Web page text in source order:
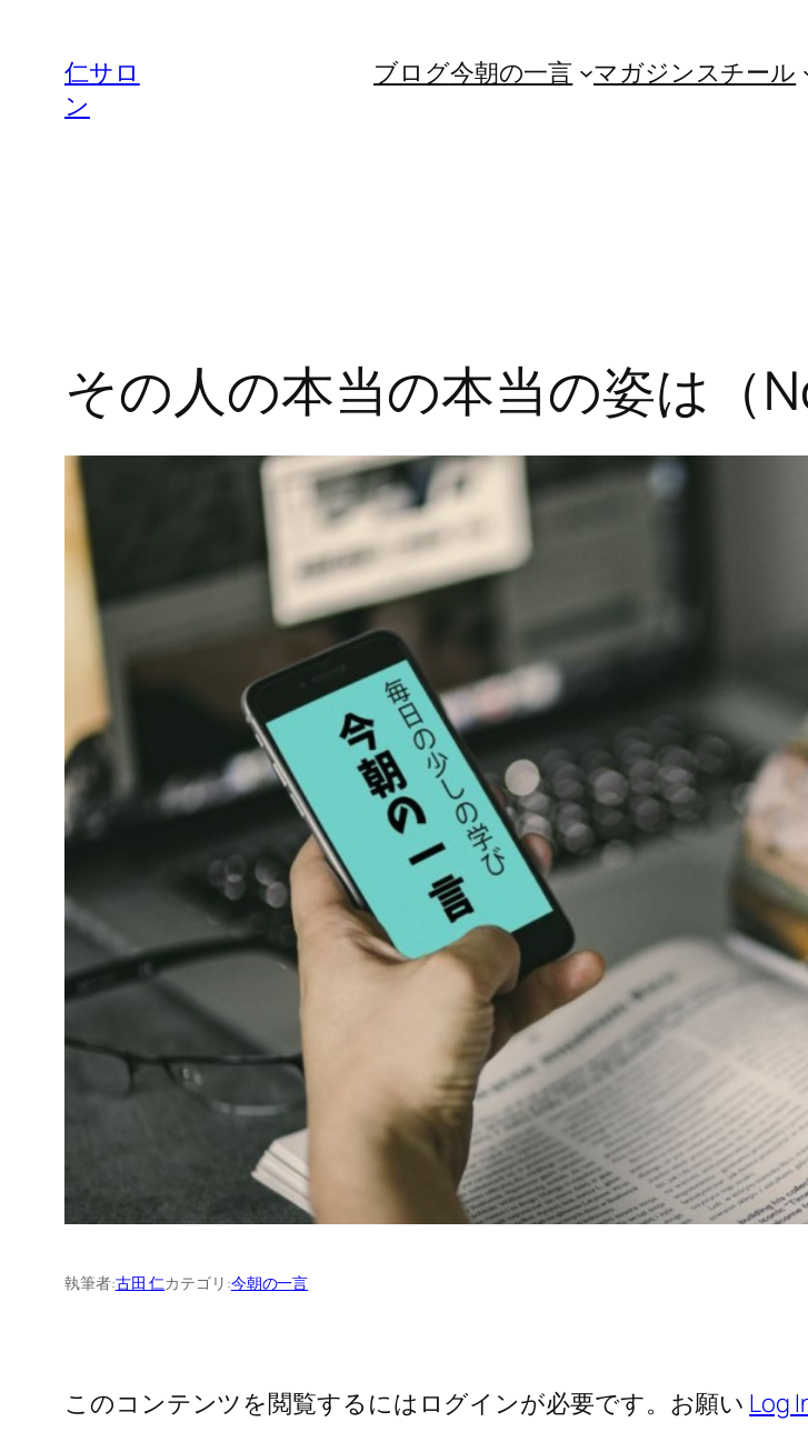
仁サロ
ン
ブログ今朝の一言 マガジンスチール
その人の本当の本当の姿は（
執筆者:古田 仁カテゴリ:今朝の一言
このコンテンツを閲覧するにはログインが必要です。お願い Log